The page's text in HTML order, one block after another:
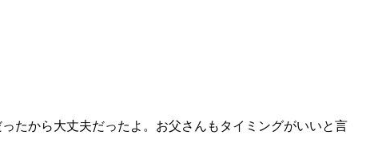
たから大丈夫だったよ。お父さんもタイミングがいいと言